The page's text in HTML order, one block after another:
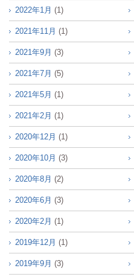
2022年1月 (1)
2021年11月 (1)
2021年9月 (3)
2021年7月 (5)
2021年5月 (1)
2021年2月 (1)
2020年12月 (1)
2020年10月 (3)
2020年8月 (2)
2020年6月 (3)
2020年2月 (1)
2019年12月 (1)
2019年9月 (3)